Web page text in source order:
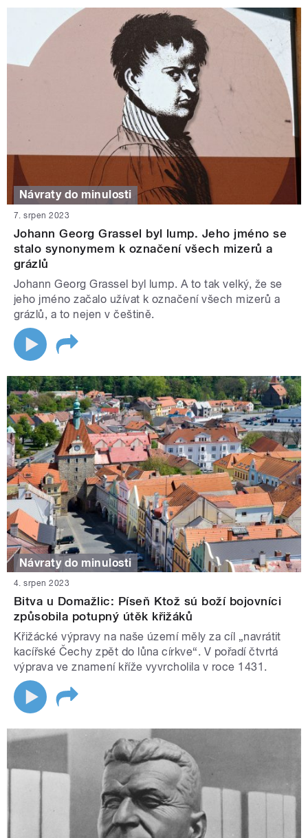
Návraty do minulosti
7. srpen 2023
Johann Georg Grassel byl lump. Jeho jméno se
stalo synonymem k označení všech mizerů a
grázlů
Johann Georg Grassel byl lump. A to tak velký, že se
jeho jméno začalo užívat k označení všech mizerů a
grázlů, a to nejen v češtině.
Návraty do minulosti
4. srpen 2023
Bitva u Domažlic: Píseň Ktož sú boží bojovníci
způsobila potupný útěk křižáků
Křižácké výpravy na naše území měly za cíl „navrátit
kacířské Čechy zpět do lůna církve“. V pořadí čtvrtá
výprava ve znamení kříže vyvrcholila v roce 1431.